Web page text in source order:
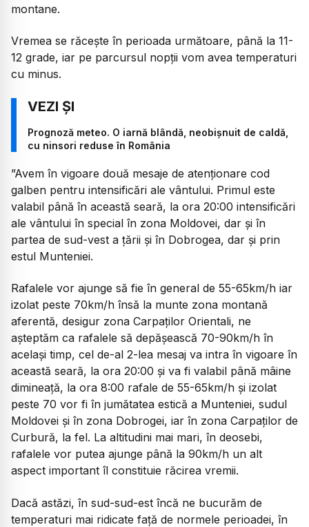
montane.
Vremea se răcește în perioada următoare, până la 11-
12 grade, iar pe parcursul nopții vom avea temperaturi
cu minus.
Prognoză meteo. O iarnă blândă, neobișnuit de caldă,
cu ninsori reduse în România
”Avem în vigoare două mesaje de atenționare cod
galben pentru intensificări ale vântului. Primul este
valabil până în această seară, la ora 20:00 intensificări
ale vântului în special în zona Moldovei, dar și în
partea de sud-vest a țării și în Dobrogea, dar și prin
estul Munteniei.
Rafalele vor ajunge să fie în general de 55-65km/h iar
izolat peste 70km/h însă la munte zona montană
aferentă, desigur zona Carpaților Orientali, ne
așteptăm ca rafalele să depășească 70-90km/h în
același timp, cel de-al 2-lea mesaj va intra în vigoare în
această seară, la ora 20:00 și va fi valabil până mâine
dimineață, la ora 8:00 rafale de 55-65km/h și izolat
peste 70 vor fi în jumătatea estică a Munteniei, sudul
Moldovei și în zona Dobrogei, iar în zona Carpaților de
Curbură, la fel. La altitudini mai mari, în deosebi,
rafalele vor putea ajunge până la 90km/h un alt
aspect important îl constituie răcirea vremii.
Dacă astăzi, în sud-sud-est încă ne bucurăm de
temperaturi mai ridicate față de normele perioadei, în